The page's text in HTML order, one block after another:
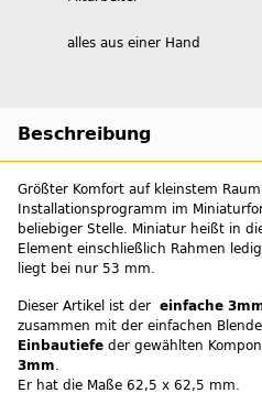
alles aus einer Hand
Beschreibung
Größter Komfort auf kleinstem
Installationsprogramm im
beliebiger Stelle. Miniatur heißt in
Element einschließlich Rahmen
liegt bei nur 53 mm.
Dieser Artikel ist der einfache
zusammen mit der einfachen
Einbautiefe der gewählten
3mm
Er hat die Maße 62,5 x 62,5 mm.